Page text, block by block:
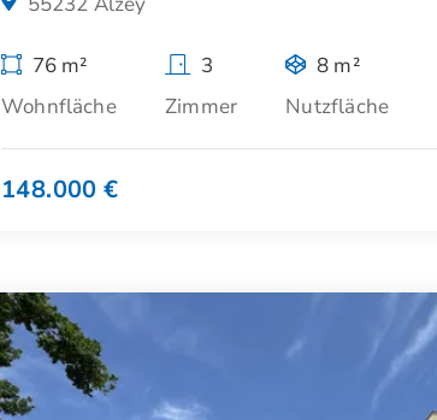
76 m²
Wohnfläche
3
Zimmer
8 m²
Nutzfläche
148.000 €